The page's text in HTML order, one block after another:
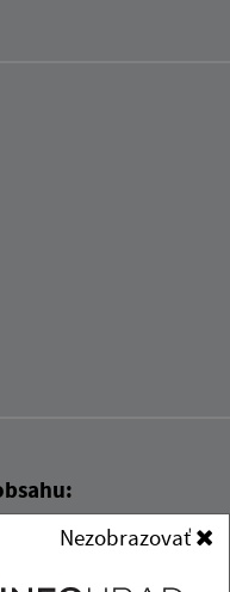
Nezobrazovať
je Obec Kysak.
s